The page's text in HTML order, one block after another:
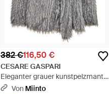
382 €116,50 €
CESARE GASPARI
Eleganter grauer kunstpelzmantel
- luxuriöse winterbekleidung für
Von Miinto